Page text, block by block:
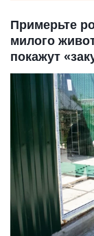
Примерьте
милого
покажут